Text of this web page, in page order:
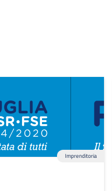
Imprenditoria